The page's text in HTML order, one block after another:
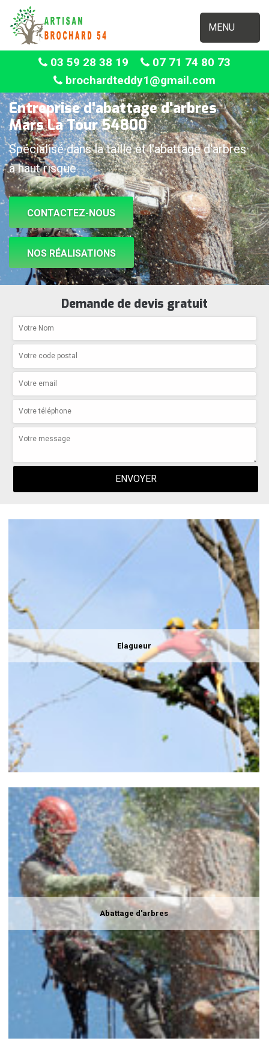
MENU
03 59 28 38 19
07 71 74 80 73
brochardteddy1@gmail.com
Entreprise d'abattage d'arbres
Mars La Tour 54800
Spécialisé dans la taille et l'abattage d'arbres
à haut risque
CONTACTEZ-NOUS
NOS RÉALISATIONS
Demande de devis gratuit
Elagueur
Abattage d'arbres